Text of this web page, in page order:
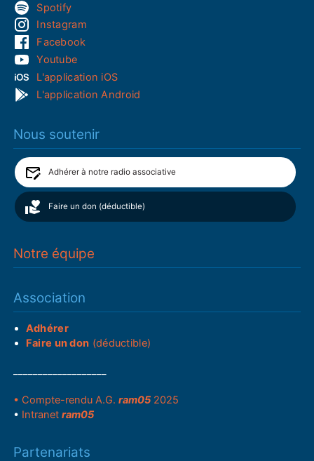
Spotify
Instagram
Facebook
Youtube
L'application iOS
L'application Android
Nous soutenir
Adhérer à notre radio associative
Faire un don (déductible)
Notre équipe
Association
Adhérer
Faire un don (déductible)
• Compte-rendu A.G.ram05 2025
• Intranetram05
Partenariats